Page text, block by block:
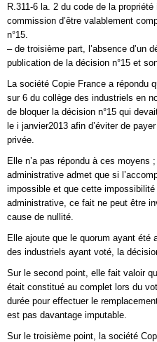
R.311-6 la. 2 du code de la
commission d’être valablement
n°15.
– de troisième part, l’absence d’un
publication de la décision n°15 et
La société Copie France a répondu
sur 6 du collège des industriels en
de bloquer la décision n°15 qui
le i janvier2013 afin d’éviter de
privée.
Elle n’a pas répondu à ces moyens
administrative admet que si
impossible et que cette impossibilité
administrative, ce fait ne peut être
cause de nullité.
Elle ajoute que le quorum ayant été
des industriels ayant voté, la
Sur le second point, elle fait valoir
était constitué au complet lors du
durée pour effectuer le
est pas davantage imputable.
Sur le troisième point, la société